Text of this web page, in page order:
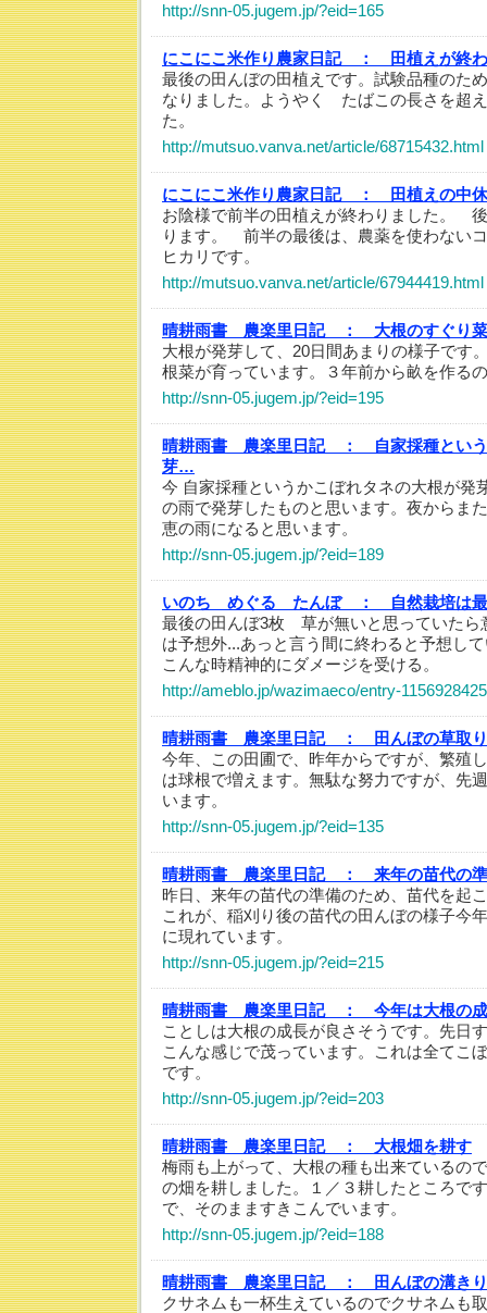
http://snn-05.jugem.jp/?eid=165
にこにこ米作り農家日記 ：
田植えが終
最後の田んぼの田植えです。試験品種のた
なりました。ようやく たばこの長さを超
た。
http://mutsuo.vanva.net/article/68715432.html
にこにこ米作り農家日記 ：
田植えの中
お陰様で前半の田植えが終わりました。
ります。 前半の最後は、農薬を使わない
ヒカリです。
http://mutsuo.vanva.net/article/67944419.html
晴耕雨書 農楽里日記 ：
大根のすぐり菜
大根が発芽して、20日間あまりの様子です
根菜が育っています。３年前から畝を作る
http://snn-05.jugem.jp/?eid=195
晴耕雨書 農楽里日記 ：
自家採種とい
芽…
今 自家採種というかこぼれタネの大根が発
の雨で発芽したものと思います。夜からま
恵の雨になると思います。
http://snn-05.jugem.jp/?eid=189
いのち めぐる たんぼ ：
自然栽培は
最後の田んぼ3枚 草が無いと思っていたら
は予想外...あっと言う間に終わると予想し
こんな時精神的にダメージを受ける。
http://ameblo.jp/wazimaeco/entry-
晴耕雨書 農楽里日記 ：
田んぼの草取
今年、この田圃で、昨年からですが、繁殖
は球根で増えます。無駄な努力ですが、先
います。
http://snn-05.jugem.jp/?eid=135
晴耕雨書 農楽里日記 ：
来年の苗代の
昨日、来年の苗代の準備のため、苗代を起
これが、稲刈り後の苗代の田んぼの様子今
に現れています。
http://snn-05.jugem.jp/?eid=215
晴耕雨書 農楽里日記 ：
今年は大根の
ことしは大根の成長が良さそうです。先日
こんな感じで茂っています。これは全てこ
です。
http://snn-05.jugem.jp/?eid=203
晴耕雨書 農楽里日記 ：
大根畑を耕す
梅雨も上がって、大根の種も出来ているの
の畑を耕しました。１／３耕したところで
で、そのまますきこんでいます。
http://snn-05.jugem.jp/?eid=188
晴耕雨書 農楽里日記 ：
田んぼの溝き
クサネムも一杯生えているのでクサネムも